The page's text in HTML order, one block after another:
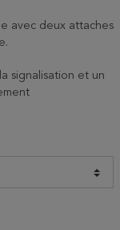
avec deux attaches
signalisation et un